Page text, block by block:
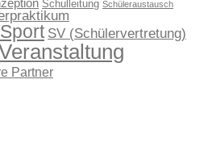
Schulleitung Schüleraustausch
Sport SV (Schülervertretung)
Partner